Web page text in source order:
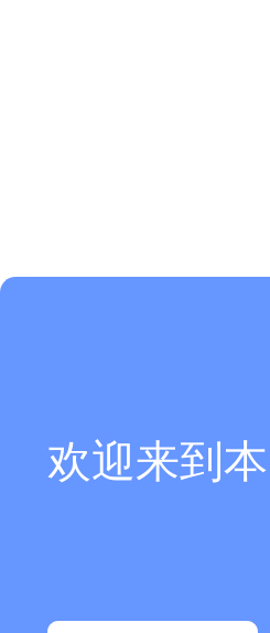
欢迎来到